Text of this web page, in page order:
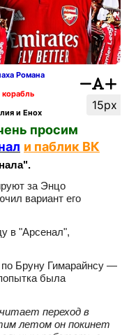
15px
Романа
и Енох
просим
и паблик ВК
за Энцо
вариант его
в "Арсенал",
по Бруну Гимарайнсу —
была
переход в
летом он покинет